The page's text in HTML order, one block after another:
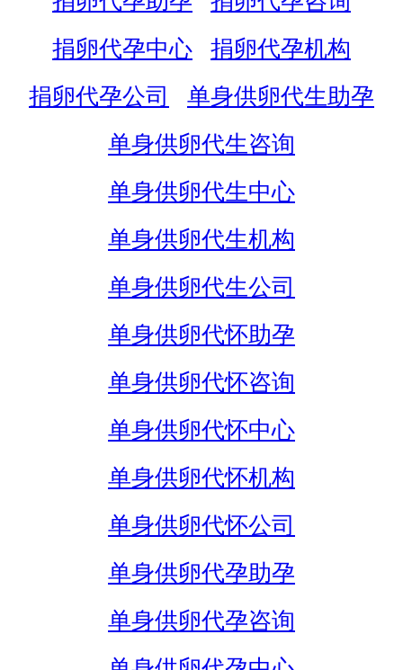
捐卵代孕中心
捐卵代孕机构
捐卵代孕公司
单身供卵代生助孕
单身供卵代生咨询
单身供卵代生中心
单身供卵代生机构
单身供卵代生公司
单身供卵代怀助孕
单身供卵代怀咨询
单身供卵代怀中心
单身供卵代怀机构
单身供卵代怀公司
单身供卵代孕助孕
单身供卵代孕咨询